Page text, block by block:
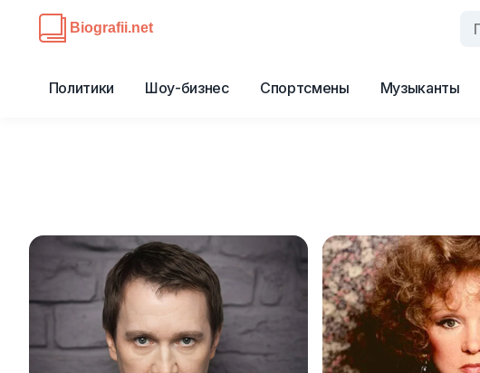
Политики Шоу-бизнес Спортсмены Музыканты